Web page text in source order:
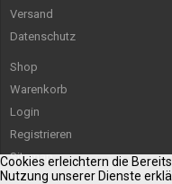
Versand
Datenschutz
Shop
Warenkorb
Login
Registrieren
Sitemap
Cookies erleichtern die
Nutzung unserer Dienste